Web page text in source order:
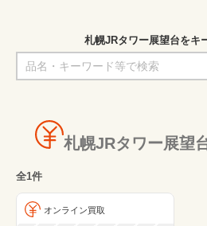
札幌JRタワー展望台をキ
札幌JRタワー展望
全1件
オンライン買取